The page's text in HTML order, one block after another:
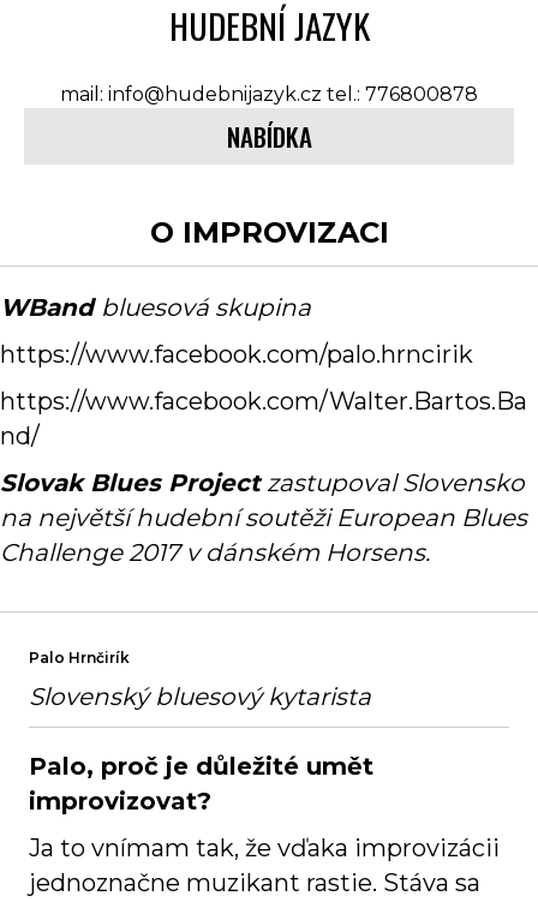
HUDEBNÍ JAZYK
mail: info@hudebnijazyk.cz tel.: 776800878
NABÍDKA
O IMPROVIZACI
WBand bluesová skupina
https://www.facebook.com/palo.hrncirik
https://www.facebook.com/Walter.Bartos.Ba
nd/
Slovak Blues Projectzastupoval Slovensko
na největší hudební soutěžiEuropean Blues
Challenge 2017 v dánském Horsens.
Palo Hrnčirík
Slovenský bluesový kytarista
Palo, proč je důležité umět
improvizovat?
Ja to vnímam tak, že vďaka improvizácii
jednoznačne muzikant rastie. Stáva sa